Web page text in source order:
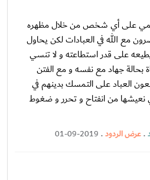
على أي شخص من خلال مظهره
مع الله في العبادات لكن يحاول
على قدر استطاعته و لا تنسي
بحالة جهاد مع نفسه و مع الفتن
العباد على التمسك بدينهم في
من انفتاح و تحرر و ضغوط
.عرض الردود.
01-09-2019